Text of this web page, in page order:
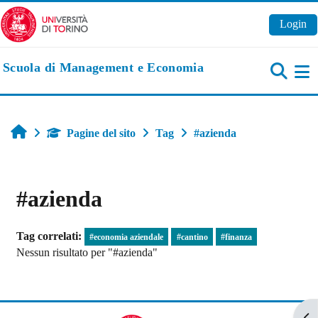
Vai al contenuto principale
Login
Scuola di Management e Economia
HomePagine del sito Tag #azienda
#azienda
Tag correlati: #economia aziendale #cantino #finanza
Nessun risultato per "#azienda"